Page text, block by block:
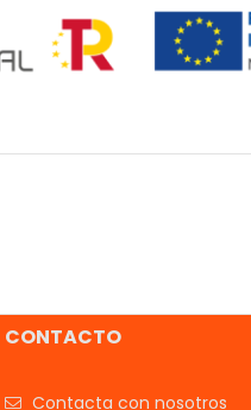
CONTACTO
Contacta con nosotros